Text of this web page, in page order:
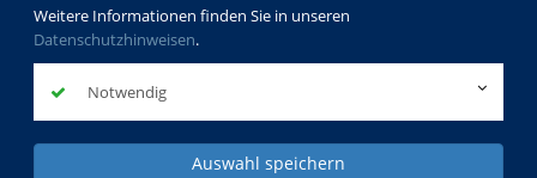
Weitere Informationen finden Sie in unseren
Datenschutzhinweisen.
Notwendig
Auswahl speichern